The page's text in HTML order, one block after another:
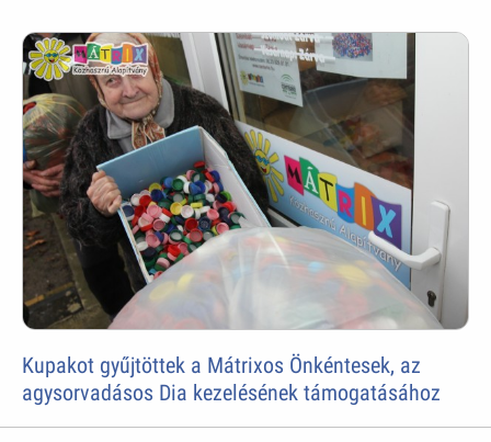
Kupakot gyűjtöttek a Mátrixos Önkéntesek, az
agysorvadásos Dia kezelésének támogatásához